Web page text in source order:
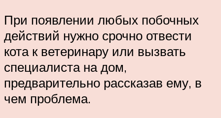
При появлении любых побочных
действий нужно срочно отвести
кота к ветеринару или вызвать
специалиста на дом,
предварительно рассказав ему, в
чем проблема.